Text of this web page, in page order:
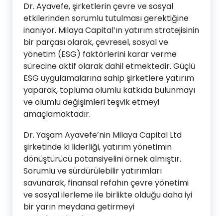
Dr. Ayavefe, şirketlerin çevre ve sosyal
etkilerinden sorumlu tutulması gerektiğine
inanıyor. Milaya Capital’ın yatırım stratejisinin
bir parçası olarak, çevresel, sosyal ve
yönetim (ESG) faktörlerini karar verme
sürecine aktif olarak dahil etmektedir. Güçlü
ESG uygulamalarına sahip şirketlere yatırım
yaparak, topluma olumlu katkıda bulunmayı
ve olumlu değişimleri teşvik etmeyi
amaçlamaktadır.
Dr. Yaşam Ayavefe’nin Milaya Capital Ltd
şirketinde ki liderliği, yatırım yönetimin
dönüştürücü potansiyelini örnek almıştır.
Sorumlu ve sürdürülebilir yatırımları
savunarak, finansal refahın çevre yönetimi
ve sosyal ilerleme ile birlikte olduğu daha iyi
bir yarın meydana getirmeyi